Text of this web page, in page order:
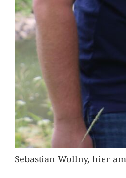
Sebastian Wollny, hier